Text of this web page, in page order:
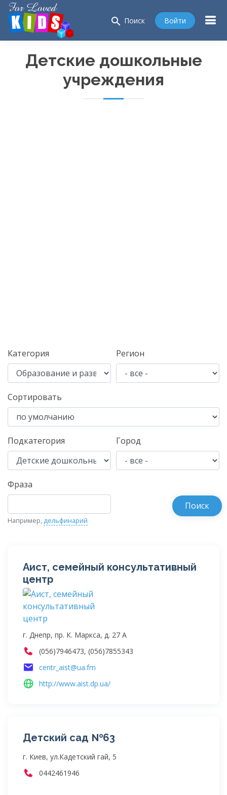
search Поиск Войти
Детские дошкольные
учреждения
Категория Регион
Сортировать
Подкатегория Город
Фраза
Например, дельфинарий
Аист, семейный консультативный
центр
г. Днепр, пр. К. Маркса, д. 27 А
(056)7946473, (056)7855343
centr_aist@ua.fm
http://www.aist.dp.ua/
Детский сад №63
г. Киев, ул.Кадетский гай, 5
0442461946